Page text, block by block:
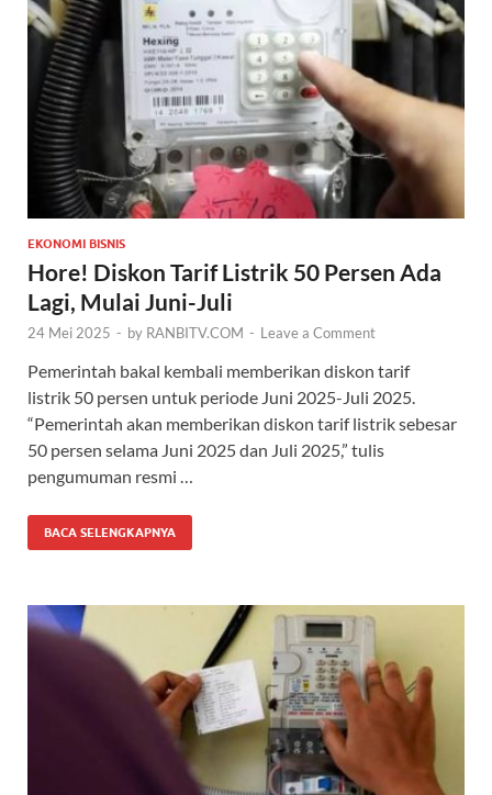
EKONOMI BISNIS
Hore! Diskon Tarif Listrik 50 Persen Ada
Lagi, Mulai Juni-Juli
24 Mei 2025 - by RANBITV.COM - Leave a Comment
Pemerintah bakal kembali memberikan diskon tarif
listrik 50 persen untuk periode Juni 2025-Juli 2025.
“Pemerintah akan memberikan diskon tarif listrik sebesar
50 persen selama Juni 2025 dan Juli 2025,” tulis
pengumuman resmi …
BACA SELENGKAPNYA